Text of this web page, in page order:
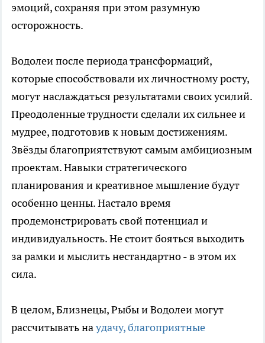
эмоций, сохраняя при этом разумную
осторожность.
Водолеи после периода трансформаций,
которые способствовали их личностному росту,
могут наслаждаться результатами своих усилий.
Преодоленные трудности сделали их сильнее и
мудрее, подготовив к новым достижениям.
Звёзды благоприятствуют самым амбициозным
проектам. Навыки стратегического
планирования и креативное мышление будут
особенно ценны. Настало время
продемонстрировать свой потенциал и
индивидуальность. Не стоит бояться выходить
за рамки и мыслить нестандартно - в этом их
сила.
В целом, Близнецы, Рыбы и Водолеи могут
рассчитывать наудачу, благоприятные